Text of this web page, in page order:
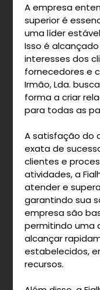
A empresa
superior é
uma líder
Isso é
interesses dos
fornecedores e
Irmão, Lda.
forma a criar
para todas as
A satisfação do
exata de
clientes e
atividades, a
atender e
garantindo sua
empresa são
permitindo uma
alcançar
estabelecidos,
recursos.